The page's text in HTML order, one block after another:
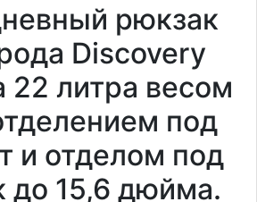
рюкзак
Discovery
22 литра весом
под
и отделом под
до 15,6 дюйма.